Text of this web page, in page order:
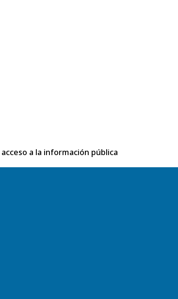
a la información pública